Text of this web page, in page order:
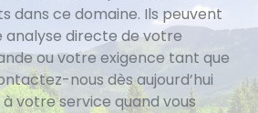
dans ce domaine. Ils peuvent
directe de votre
ou votre exigence tant que
nous dès aujourd’hui
votre service quand vous